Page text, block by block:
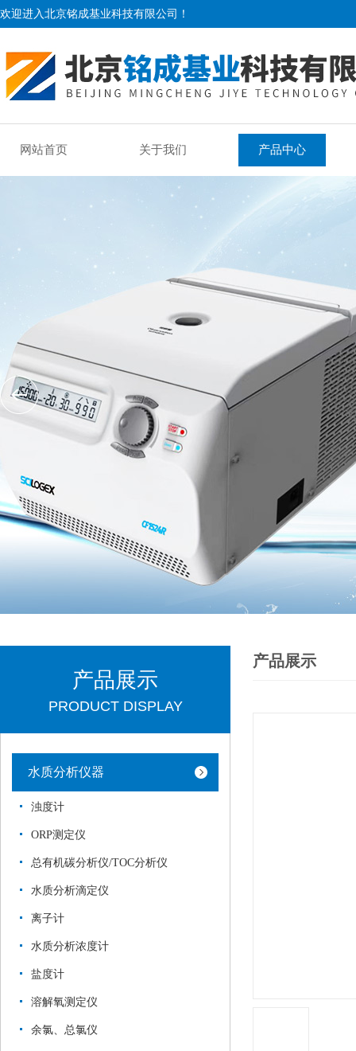
欢迎进入北京铭成基业科技有限公司！
网站首页 关于我们 产品中心
产品展示
PRODUCT DISPLAY
水质分析仪器
浊度计
ORP测定仪
总有机碳分析仪/TOC分析仪
水质分析滴定仪
离子计
水质分析浓度计
盐度计
溶解氧测定仪
余氯、总氯仪
产品展示